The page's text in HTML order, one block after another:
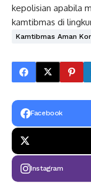
kepolisian apabila
kamtibmas di
Kamtibmas Aman
Facebook
Instagram